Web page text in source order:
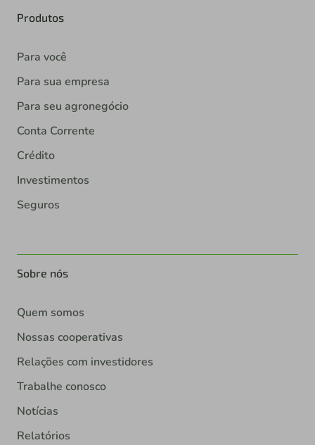
Produtos
Para você
Para sua empresa
Para seu agronegócio
Conta Corrente
Crédito
Investimentos
Seguros
Sobre nós
Quem somos
Nossas cooperativas
Relações com investidores
Trabalhe conosco
Notícias
Relatórios